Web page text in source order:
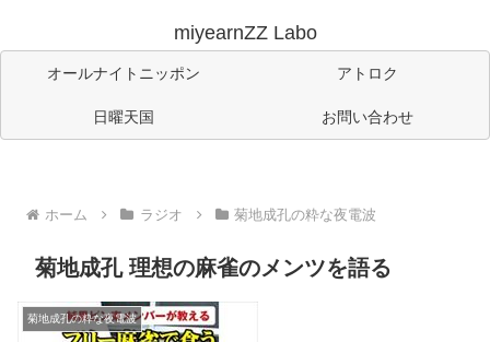
miyearnZZ Labo
オールナイトニッポン アトロク
日曜天国 お問い合わせ
ホーム ラジオ 菊地成孔の粋な夜電波
菊地成孔 理想の麻雀のメンツを語る
菊地成孔の粋な夜電波